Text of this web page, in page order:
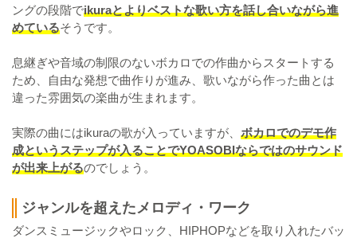
ングの段階でikuraとよりベストな歌い方を話し合いながら進
めているそうです。
息継ぎや音域の制限のないボカロでの作曲からスタートする
ため、自由な発想で曲作りが進み、歌いながら作った曲とは
違った雰囲気の楽曲が生まれます。
実際の曲にはikuraの歌が入っていますが、 ボカロでのデモ作
成というステップが入ることでYOASOBIならではのサウンド
が出来上がるのでしょう。
ジャンルを超えたメロディ・ワーク
ダンスミュージックやロック、HIPHOPなどを取り入れたバッ